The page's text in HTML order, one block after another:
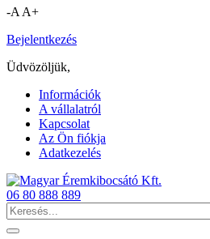
-A A+
Bejelentkezés
Üdvözöljük,
Információk
A vállalatról
Kapcsolat
Az Ön fiókja
Adatkezelés
06 80 888 889